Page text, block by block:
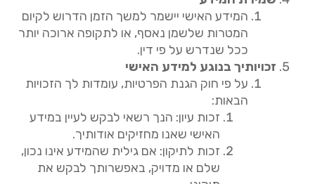
המידע האישי יישמר למשך הזמן הדרוש לקיום
המטרות שלשמן נאסף, או לתקופה ארוכה יותר
ככל שנדרש על פי דין.
זכויותיך בנוגע למידע האישי
על פי חוק הגנת הפרטיות, עומדות לך הזכויות
הבאות:
זכות עיון: הנך רשאי לבקש לעיין במידע
האישי שאנו מחזיקים אודותיך.
זכות לתיקון: אם גילית שהמידע אינו נכון,
שלם או מדויק, באפשרותך לבקש את